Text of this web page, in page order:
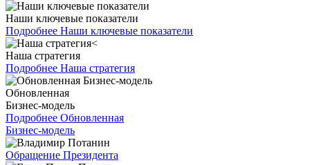
Наши ключевые показатели
Подробнее Наши ключевые показатели
Наша стратегия
Подробнее Наша стратегия
Обновленная
Бизнес-модель
Подробнее Обновленная
Бизнес-модель
Обращение Президента